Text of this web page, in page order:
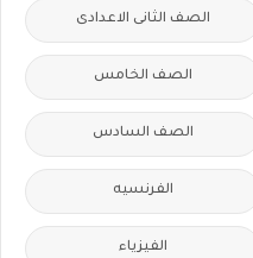
الصف الثانى الاعدادى
الصف الخامس
الصف السادس
الفرنسيه
الفيزياء